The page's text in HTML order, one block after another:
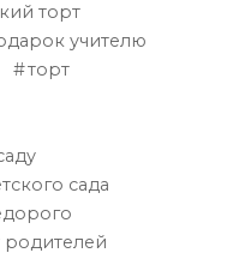
торт
учителю
торт
сада
родителей